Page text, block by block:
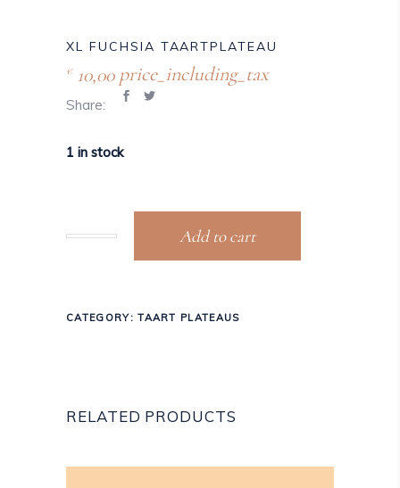
XL FUCHSIA TAARTPLATEAU
€10,00 price_including_tax
Share:
1 in stock
Add to cart
CATEGORY:TAART PLATEAUS
RELATED PRODUCTS